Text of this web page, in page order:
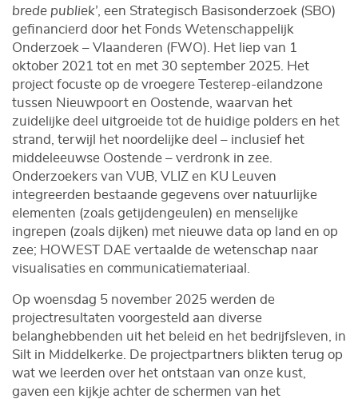
brede publiek’, een Strategisch Basisonderzoek (SBO)
gefinancierd door het Fonds Wetenschappelijk
Onderzoek – Vlaanderen (FWO). Het liep van 1
oktober 2021 tot en met 30 september 2025. Het
project focuste op de vroegere Testerep-eilandzone
tussen Nieuwpoort en Oostende, waarvan het
zuidelijke deel uitgroeide tot de huidige polders en het
strand, terwijl het noordelijke deel – inclusief het
middeleeuwse Oostende – verdronk in zee.
Onderzoekers van VUB, VLIZ en KU Leuven
integreerden bestaande gegevens over natuurlijke
elementen (zoals getijdengeulen) en menselijke
ingrepen (zoals dijken) met nieuwe data op land en op
zee; HOWEST DAE vertaalde de wetenschap naar
visualisaties en communicatiemateriaal.
Op woensdag 5 november 2025 werden de
projectresultaten voorgesteld aan diverse
belanghebbenden uit het beleid en het bedrijfsleven, in
Silt in Middelkerke. De projectpartners blikten terug op
wat we leerden over het ontstaan van onze kust,
gaven een kijkje achter de schermen van het